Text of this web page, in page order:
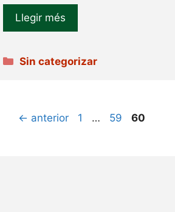
Llegir més
Categories
Sin categorizar
← anterior Pàgina
1 … Pàgina
59 Pàgina
60